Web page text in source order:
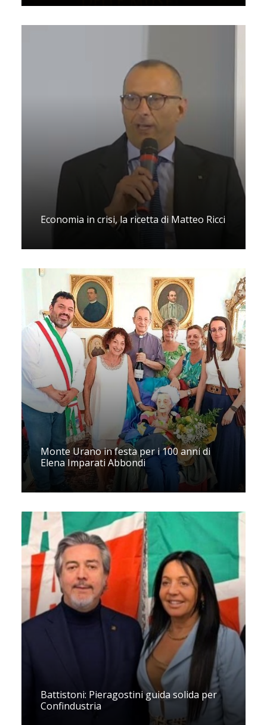
Economia in crisi, la ricetta di Matteo Ricci
Monte Urano in festa per i 100 anni di
Elena Imparati Abbondi
Battistoni: Pieragostini guida solida per
Confindustria